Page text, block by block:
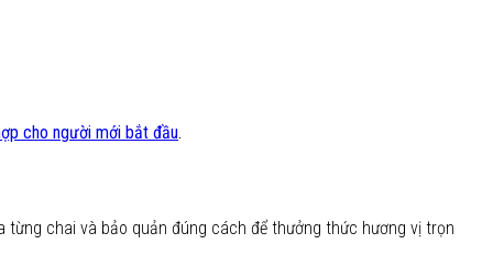
cho người mới bắt đầu.
chai và bảo quản đúng cách để thưởng thức hương vị trọn